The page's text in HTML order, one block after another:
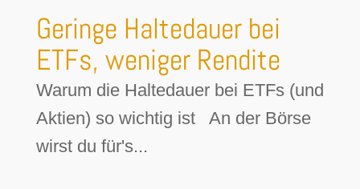
Geringe Haltedauer bei
ETFs, weniger Rendite
Warum die Haltedauer bei ETFs (und
Aktien) so wichtig ist An der Börse
wirst du für's...